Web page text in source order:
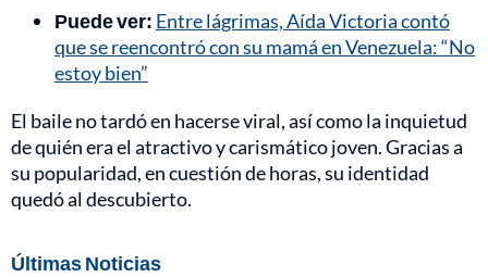
Puede ver: Entre lágrimas, Aída Victoria contó
que se reencontró con su mamá en Venezuela: “No
estoy bien”
El baile no tardó en hacerse viral, así como la inquietud
de quién era el atractivo y carismático joven. Gracias a
su popularidad, en cuestión de horas, su identidad
quedó al descubierto.
Últimas Noticias